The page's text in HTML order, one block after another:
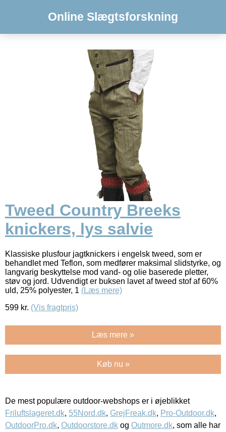
Online Slægtsforskning
Tweed Country Breeks
knickers, lys salvie
Klassiske plusfour jagtknickers i engelsk tweed, som er
behandlet med Teflon, som medfører maksimal slidstyrke, og
langvarig beskyttelse mod vand- og olie baserede pletter,
støv og jord. Udvendigt er buksen lavet af tweed stof af 60%
uld, 25% polyester, 1 (Læs mere)
599 kr. (Vis fragtpris)
Læs mere »
Køb nu »
De mest populære outdoor-webshops er i øjeblikket
Friluftslageret.dk, 55Nord.dk, GrejFreak.dk, Pro-Outdoor.dk,
OutdoorPro.dk, Outdoorstore.dk og Outmore.dk, som alle har